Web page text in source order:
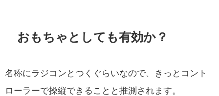
おもちゃとしても有効か？
名称にラジコンとつくぐらいなので、きっとコント
ローラーで操縦できることと推測されます。